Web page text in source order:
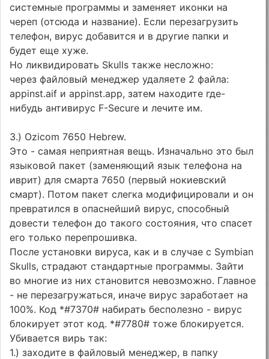
системные программы и заменяет иконки на
череп (отсюда и название). Если перезагрузить
телефон, вирус добавится и в другие папки и
будет еще хуже.
Но ликвидировать Skulls также несложно:
через файловый менеджер удаляете 2 файла:
appinst.aif и appinst.app, затем находите где-
нибудь антивирус F-Secure и лечите им.
3.) Ozicom 7650 Hebrew.
Это - самая неприятная вещь. Изначально это был
языковой пакет (заменяющий язык телефона на
иврит) для смарта 7650 (первый нокиевский
смарт). Потом пакет слегка модифицировали и он
превратился в опаснейший вирус, способный
довести телефон до такого состояния, что спасет
его только перепрошивка.
После установки вируса, как и в случае с Symbian
Skulls, страдают стандартные программы. Зайти
во многие из них становится невозможно. Главное
- не перезагружаться, иначе вирус заработает на
100%. Код *#7370# набирать бесполезно - вирус
блокирует этот код. *#7780# тоже блокируется.
Убивается вирь так:
1.) заходите в файловый менеджер, в папку